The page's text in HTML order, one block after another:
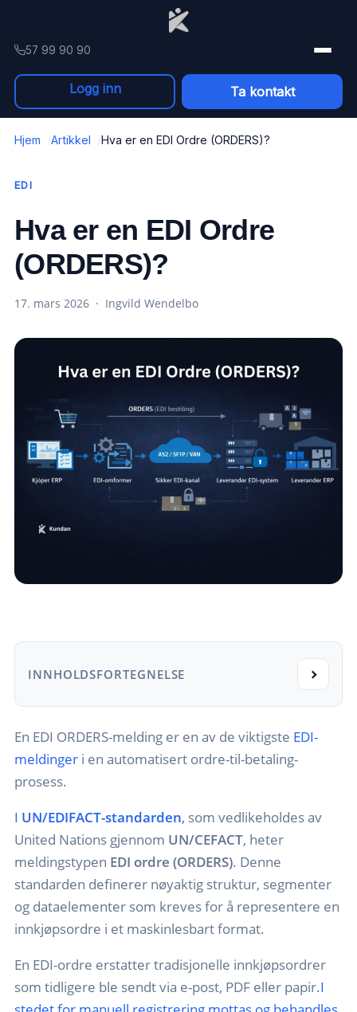
57 99 90 90
Logg inn Ta kontakt
Hjem Artikkel Hva er en EDI Ordre (ORDERS)?
EDI
Hva er en EDI Ordre
(ORDERS)?
17. mars 2026 · Ingvild Wendelbo
INNHOLDSFORTEGNELSE
En EDI ORDERS-melding er en av de viktigste EDI-
meldinger i en automatisert ordre-til-betaling-
prosess.
I UN/EDIFACT-standarden, som vedlikeholdes av
United Nations gjennom UN/CEFACT, heter
meldingstypen EDI ordre (ORDERS). Denne
standarden definerer nøyaktig struktur, segmenter
og dataelementer som kreves for å representere en
innkjøpsordre i et maskinlesbart format.
En EDI-ordre erstatter tradisjonelle innkjøpsordrer
som tidligere ble sendt via e-post, PDF eller papir.I